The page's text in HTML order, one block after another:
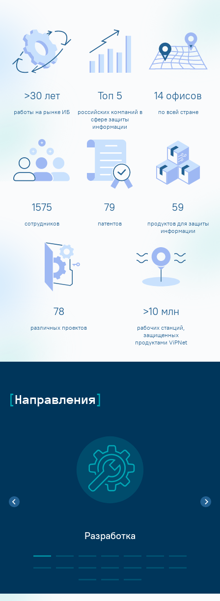
>30 лет
работы на рынке ИБ
Топ 5
российских компаний в
сфере защиты
информации
14 офисов
по всей стране
1600
сотрудников
80
патентов
60
продуктов для защиты
информации
80
различных проектов
>10 млн
рабочих станций,
защищенных
продуктами ViPNet
Направления
Разработка